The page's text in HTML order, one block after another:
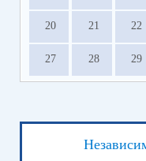
20 21 22
27 28 29